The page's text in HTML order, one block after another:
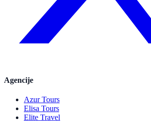
Agencije
Azur Tours
Elisa Tours
Elite Travel